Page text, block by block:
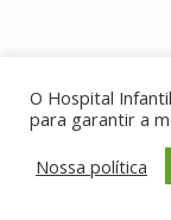
O Hospital
para garantir a
Nossa política